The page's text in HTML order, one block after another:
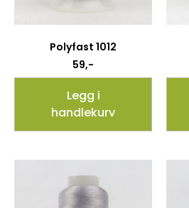
Polyfast 1012
59,-
Legg i
handlekurv